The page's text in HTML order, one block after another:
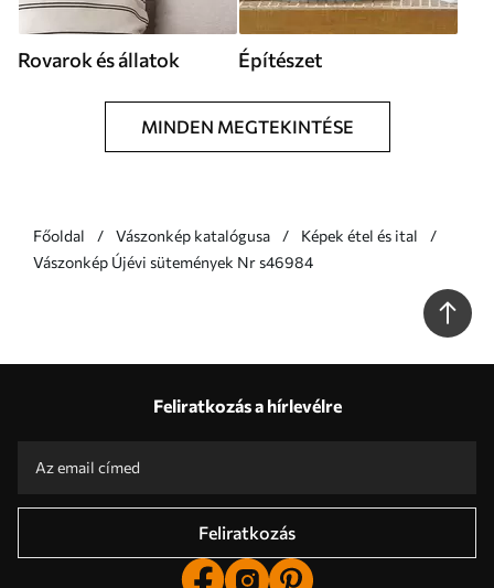
Rovarok és állatok Építészet
MINDEN MEGTEKINTÉSE
Főoldal Vászonkép katalógusa
Képek étel és ital
Vászonkép Újévi sütemények Nr s46984
Feliratkozás a hírlevélre
Feliratkozás